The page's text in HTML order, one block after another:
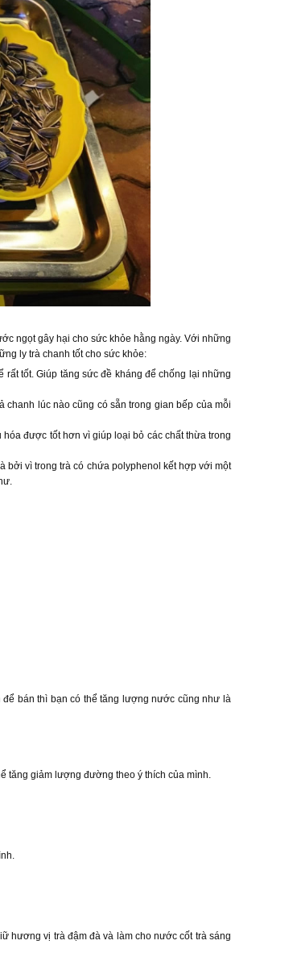
ngọt gây hại cho sức khỏe hằng ngày. Với những
ly trà chanh tốt cho sức khỏe:
rất tốt. Giúp tăng sức đề kháng để chống lại những
chanh lúc nào cũng có sẵn trong gian bếp của mỗi
được tốt hơn vì giúp loại bỏ các chất thừa trong
bởi vì trong trà có chứa polyphenol kết hợp với một
bán thì bạn có thể tăng lượng nước cũng như là
tăng giảm lượng đường theo ý thích của mình.
hương vị trà đậm đà và làm cho nước cốt trà sáng